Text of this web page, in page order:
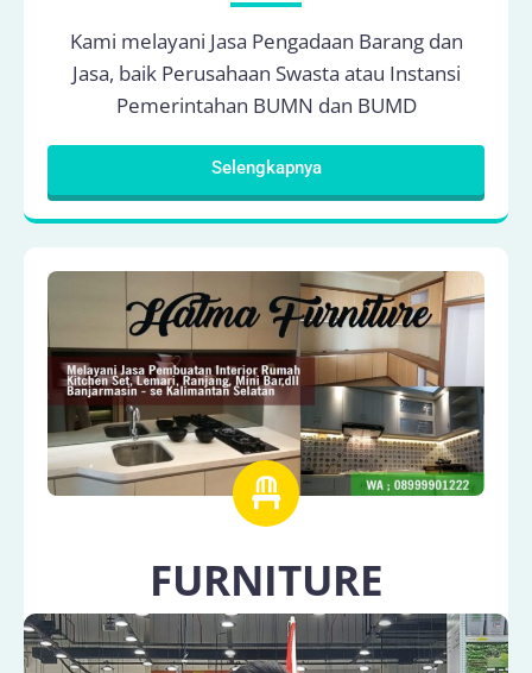
Kami melayani Jasa Pengadaan Barang dan
Jasa, baik Perusahaan Swasta atau Instansi
Pemerintahan BUMN dan BUMD
Selengkapnya
FURNITURE
Melayani pembuatan Lemari, Tempat Tidur,